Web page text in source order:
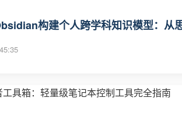
构建个人跨学科知识模型：从